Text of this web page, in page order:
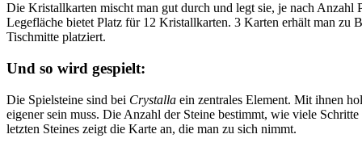
Die Kristallkarten mischt man gut durch und legt sie, je nach
Legefläche bietet Platz für 12 Kristallkarten. 3 Karten erhält man zu
Tischmitte platziert.
Und so wird gespielt:
Die Spielsteine sind bei Crystalla ein zentrales Element. Mit ihnen
eigener sein muss. Die Anzahl der Steine bestimmt, wie viele
letzten Steines zeigt die Karte an, die man zu sich nimmt.